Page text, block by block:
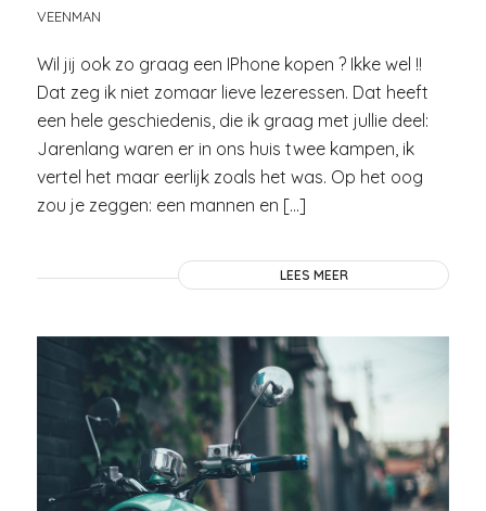
VEENMAN
Wil jij ook zo graag een IPhone kopen ? Ikke wel !!
Dat zeg ik niet zomaar lieve lezeressen. Dat heeft
een hele geschiedenis, die ik graag met jullie deel:
Jarenlang waren er in ons huis twee kampen, ik
vertel het maar eerlijk zoals het was. Op het oog
zou je zeggen: een mannen en […]
LEES MEER